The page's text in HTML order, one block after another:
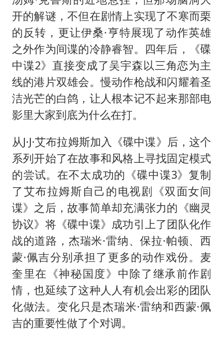
开的解谜，不但在剧情上实现了不寒而栗
的反转，更让伊桑·亨特展现了动作英雄
之外作为间谍的冷静睿智。四年后，《碟
中谍2》直接变成了吴宇森以三角恋为主
线的港片双雄会。慢动作枪战和闪耀着圣
洁光芒的白鸽，让人根本记不起来那部电
影里大家到底为什么在打。
从J·J·艾布拉姆斯加入《碟中谍》后，这个
系列开始了在故事和风格上寻找固定模式
的尝试。在不太成功的《碟中谍3》复制
了艾布拉姆斯自己的电视剧《双面女间
谍》之后，故事简单却充满张力的《幽灵
协议》将《碟中谍》成功引上了团队化作
战的道路，杰瑞米·雷纳、保拉·帕顿、西
蒙·佩吉分别承担了更多的动作戏份。麦
奎里在《神秘国度》中除了继承前作剧
情，也延续了这种人人有机会出彩的团队
化做法。变化只是杰瑞米·雷纳和西蒙·佩
吉的重要性做了个对调。